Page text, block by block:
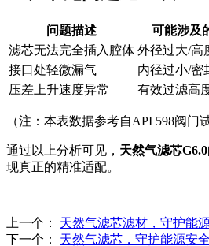
问题描述 可能涉及
滤芯无法完全插入腔体 外径过大/高
接口处轻微漏气
内径过小/密
压差上升速度异常
有效过滤高
（注：本表数据参考自API 598阀门
通过以上分析可见， 天然气滤芯
现真正的精准适配。
上一个：
天然气滤芯滤材，守护能
下一个：
天然气滤芯，守护能源安全